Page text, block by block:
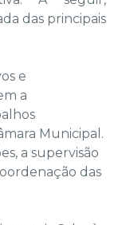
das principais
e
a
Municipal.
a supervisão
das